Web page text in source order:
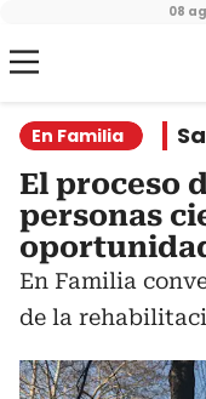
08
En Familia
El proceso
personas
En Familia
de la